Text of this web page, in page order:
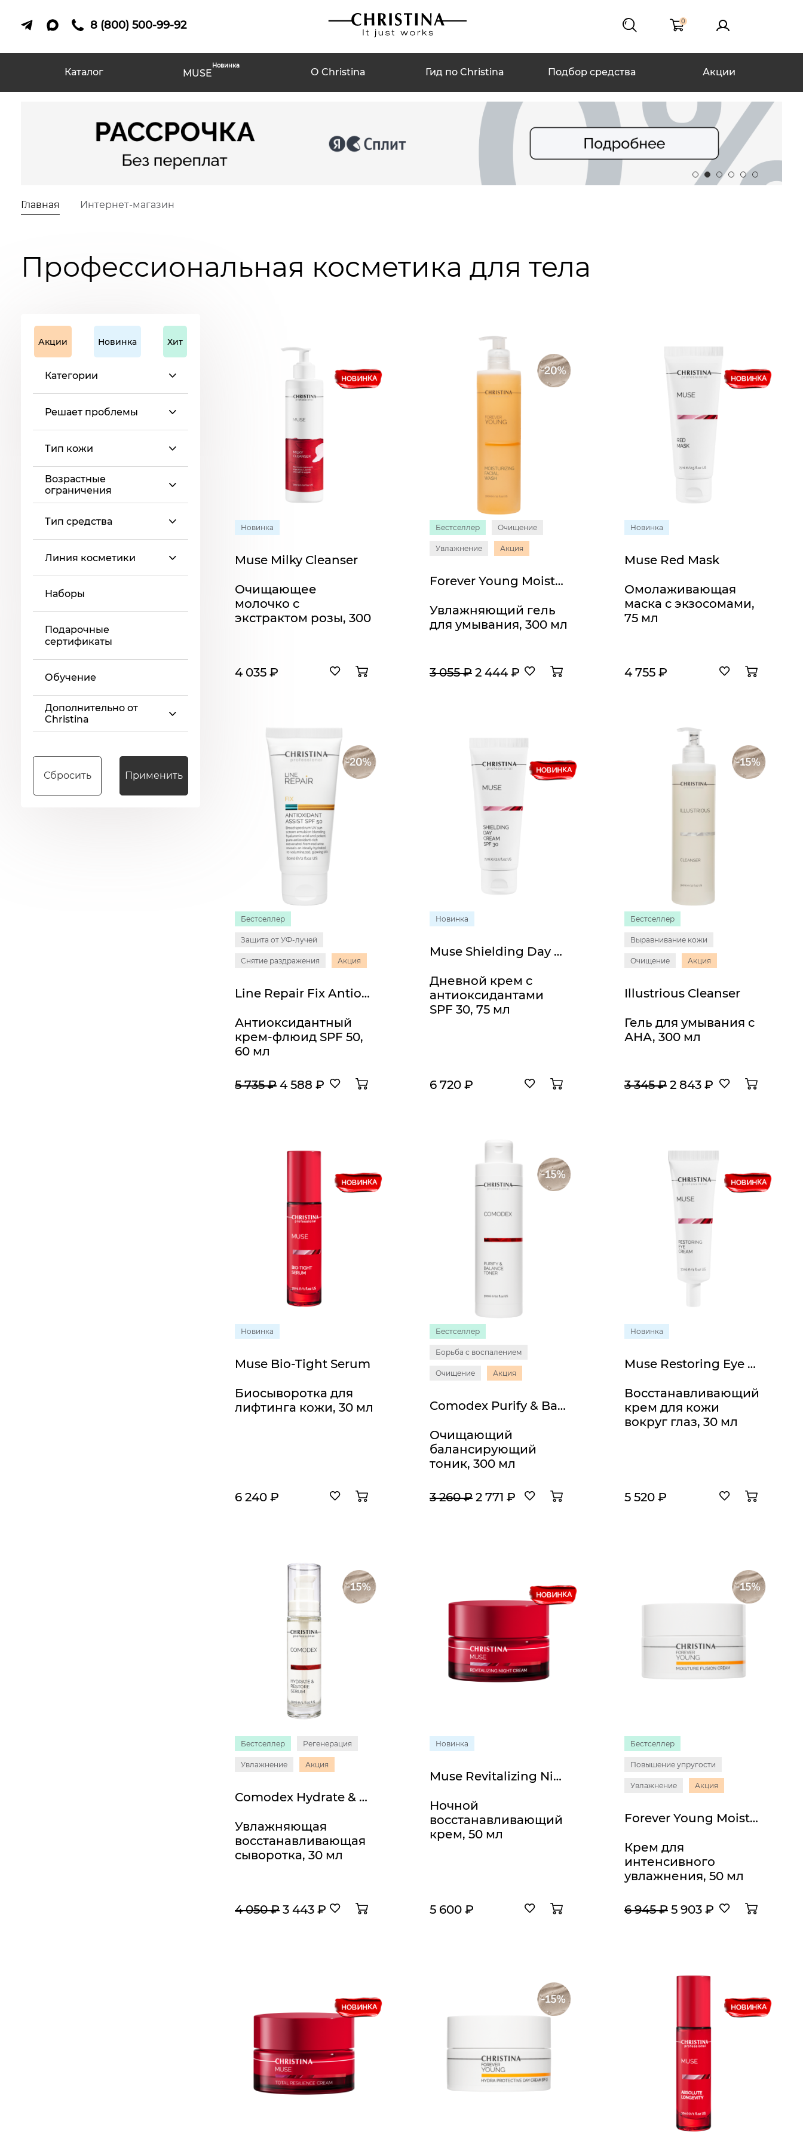
8 (800) 500-99-92 0
Каталог MUSE
Новинка
О Christina Гид по Christina Подбор средства Акции
Главная Интернет-магазин
Профессиональная косметика для тела
Акции Новинка Хит
Категории
Решает проблемы
Тип кожи
Возрастные
ограничения
Тип средства
Линия косметики
Наборы
Подарочные
сертификаты
Обучение
Дополнительно от
Christina
Сбросить Применить
Новинка
Muse Milky Cleanser
Очищающее
молочко с
экстрактом розы, 300
4 035 ₽
Бестселлер Очищение
Увлажнение Акция
Forever Young Moisturizing Facial Wash
Увлажняющий гель
для умывания, 300 мл
3 055 ₽2 444 ₽
Новинка
Muse Red Mask
Омолаживающая
маска с экзосомами,
75 мл
4 755 ₽
Бестселлер
Защита от УФ-лучей
Снятие раздражения Акция
Line Repair Fix Antioxidant Assist SPF 50
Антиоксидантный
крем-флюид SPF 50,
60 мл
5 735 ₽ 4 588 ₽
Новинка
Muse Shielding Day Cream SPF 30
Дневной крем с
антиоксидантами
SPF 30, 75 мл
6 720 ₽
Бестселлер
Выравнивание кожи
Очищение Акция
Illustrious Cleanser
Гель для умывания с
АНА, 300 мл
3 345 ₽2 843 ₽
Новинка
Muse Bio-Tight Serum
Биосыворотка для
лифтинга кожи, 30 мл
6 240 ₽
Бестселлер
Борьба с воспалением
Очищение Акция
Comodex Purify & Balance Toner
Очищающий
балансирующий
тоник, 300 мл
3 260 ₽2 771 ₽
Новинка
Muse Restoring Eye Cream
Восстанавливающий
крем для кожи
вокруг глаз, 30 мл
5 520 ₽
Бестселлер Регенерация
Увлажнение Акция
Comodex Hydrate & Restore Serum
Увлажняющая
восстанавливающая
сыворотка, 30 мл
4 050 ₽ 3 443 ₽
Новинка
Muse Revitalizing Night Cream
Ночной
восстанавливающий
крем, 50 мл
5 600 ₽
Бестселлер
Повышение упругости
Увлажнение Акция
Forever Young Moisture Fusion Cream
Крем для
интенсивного
увлажнения, 50 мл
6 945 ₽5 903 ₽